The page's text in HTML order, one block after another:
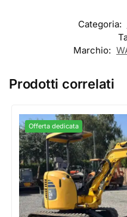
Categoria:
Marchio:
Prodotti correlati
Offerta dedicata